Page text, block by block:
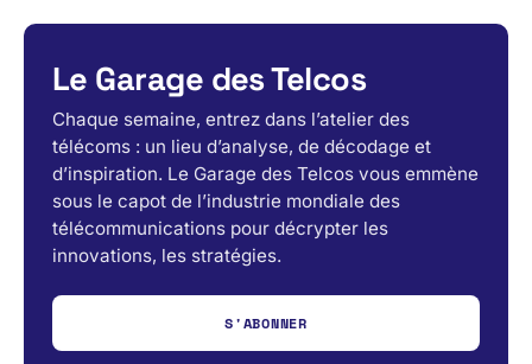
Le Garage des Telcos
Chaque semaine, entrez dans l’atelier des
télécoms : un lieu d’analyse, de décodage et
d’inspiration. Le Garage des Telcos vous emmène
sous le capot de l’industrie mondiale des
télécommunications pour décrypter les
innovations, les stratégies.
S'ABONNER